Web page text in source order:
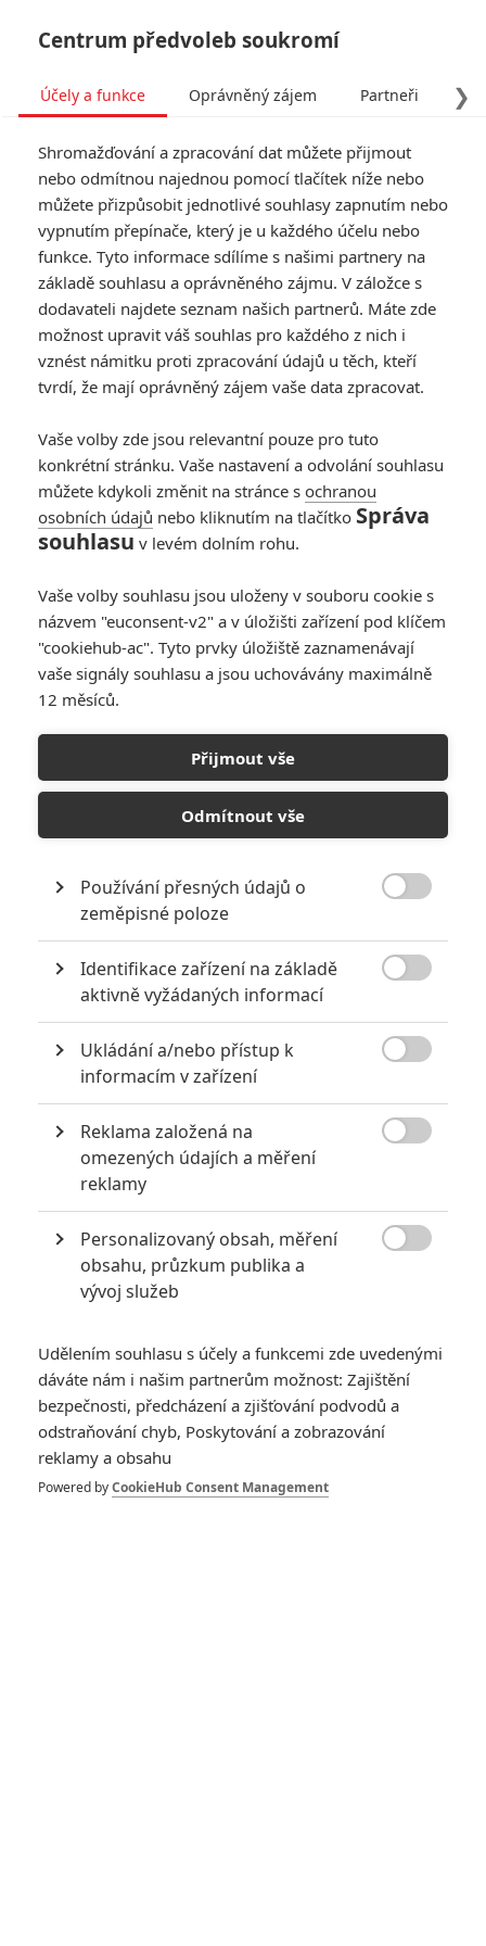
Tag: Zacck Snyder
ČLÁNKY FILMY(0) OSOBY(0) VIDEA (0)
Recenze: Batman v
Superman: Úsvit
spravedlnosti
RECENZE FILMŮ
10
Schnirch nebarví hnus českých dějin
narůžovo
5
Recenze: Záhada strašidelného
zámku úroveň štědrovečerních
8 Recenze: Občanská válka
6
Recenze: Godzilla x Kong: Nové
impérium
8 Recenze: Opičí muž
POSLEDNÍ KOMENTOVANÉ
3ČLÁNEK | 01.08.2026 16:40
Marvel nečekaně zrušil již schválené pokračování
1 ČLÁNEK | 30.07.2026 20:14
Děti krve a kostí: Regulérní trailer představuje akční fantasy
dobrodružství s vůní Afriky
1ČLÁNEK | 30.07.2026 12:31
Spider-Man: Zbrusu nový den – Podle recenzí máme čekat
překvapivě emotivní a osobní film
Centrum předvoleb soukromí
❯
Účely a funkce Oprávněný zájem Partneři
Shromažďování a zpracování dat můžete přijmout
nebo odmítnou najednou pomocí tlačítek níže nebo
můžete přizpůsobit jednotlivé souhlasy zapnutím nebo
vypnutím přepínače, který je u každého účelu nebo
funkce. Tyto informace sdílíme s našimi partnery na
základě souhlasu a oprávněného zájmu. V záložce s
dodavateli najdete seznam našich partnerů. Máte zde
možnost upravit váš souhlas pro každého z nich i
vznést námitku proti zpracování údajů u těch, kteří
tvrdí, že mají oprávněný zájem vaše data zpracovat.
Vaše volby zde jsou relevantní pouze pro tuto
konkrétní stránku. Vaše nastavení a odvolání souhlasu
můžete kdykoli změnit na stránce s ochranou
osobních údajů nebo kliknutím na tlačítko Správa
souhlasu v levém dolním rohu.
Vaše volby souhlasu jsou uloženy v souboru cookie s
názvem "euconsent-v2" a v úložišti zařízení pod klíčem
"cookiehub-ac". Tyto prvky úložiště zaznamenávají
vaše signály souhlasu a jsou uchovávány maximálně
12 měsíců.
Přijmout vše
Odmítnout vše
Používání přesných údajů o
zeměpisné poloze
Identifikace zařízení na základě
aktivně vyžádaných informací
Ukládání a/nebo přístup k
informacím v zařízení
Reklama založená na
omezených údajích a měření
reklamy
Personalizovaný obsah, měření
obsahu, průzkum publika a
vývoj služeb
Udělením souhlasu s účely a funkcemi zde uvedenými
dáváte nám i našim partnerům možnost: Zajištění
bezpečnosti, předcházení a zjišťování podvodů a
odstraňování chyb, Poskytování a zobrazování
reklamy a obsahu
Powered byCookieHub Consent Management